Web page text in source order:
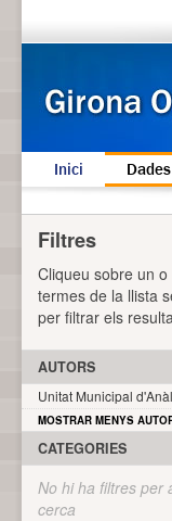
Inici Dades
Filtres
Cliqueu sobre un o
termes de la llista
per filtrar els
AUTORS
Unitat Municipal
MOSTRAR MENYS
CATEGORIES
No hi ha filtres per
cerca